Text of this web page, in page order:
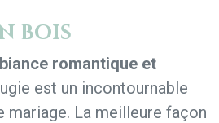
bois
romantique et
est un incontournable
mariage. La meilleure façon